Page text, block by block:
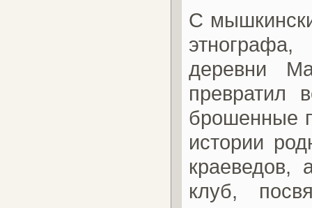
С
деревни
превратил
брошенные
истории
краеведов,
клуб,